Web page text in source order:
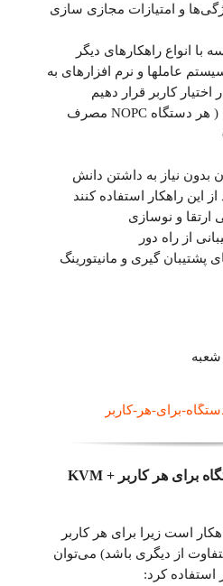
و امتیازات مجازی سازی
با انواع راهکارهای دیگر
عاملها و نرم افزارهای به
کاربر قرار دهیم
مصرف انرژی بسیار پایین ( هر دستگاه NOPC مصرف
بدون نیاز به داشتن دانش
این راهکار استفاده کنند
ارتقا و نوسازی
از راه دور
پشتیبان گیری و مانیتورینگ
راهکار شماره ۳: دو دستگاه برای هر کاربر + KVM
است زیرا برای هر کاربر
از دیگری باشد) می‌توان
استفاده کرد: